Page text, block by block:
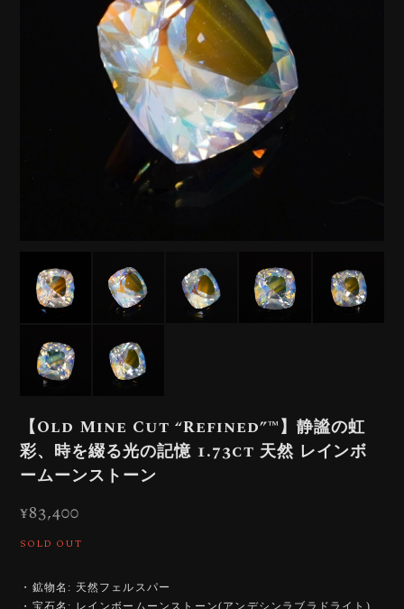
【Old Mine Cut “Refined”™️】静謐の虹
彩、時を綴る光の記憶 1.73ct 天然 レインボ
ームーンストーン
¥83,400
SOLD OUT
・鉱物名: 天然フェルスパー
・宝石名: レインボームーンストーン(アンデシンラブラドライト)